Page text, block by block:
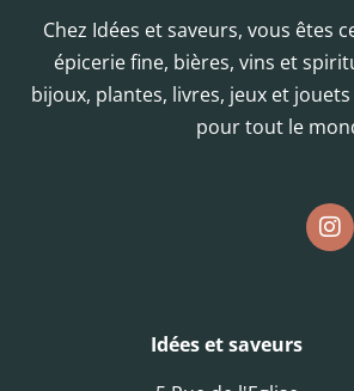
Chez Idées et saveurs, vous
épicerie fine, bières, vins et
bijoux, plantes, livres, jeux et
pour tout le
Idées et saveurs